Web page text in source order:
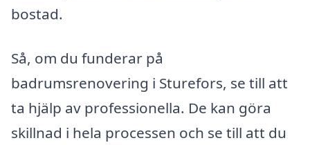
bostad.
Så, om du funderar på
badrumsrenovering i Sturefors, se till att
ta hjälp av professionella. De kan göra
skillnad i hela processen och se till att du